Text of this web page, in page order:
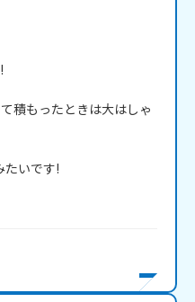
積もったときは大はしゃ
たいです!